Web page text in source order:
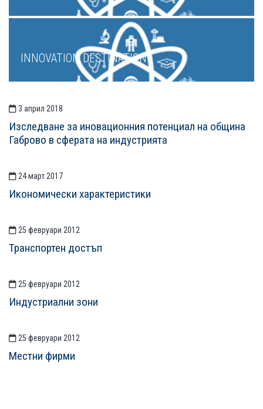
INNOVATION DESTINATION
СТАТИИСТАТИИ
3 април 2018
Изследване за иновационния потенциал на община
Габрово в сферaтa на индустрията
24 март 2017
Икономически характеристики
25 февруари 2012
Транспортен достъп
25 февруари 2012
Индустриални зони
25 февруари 2012
Местни фирми